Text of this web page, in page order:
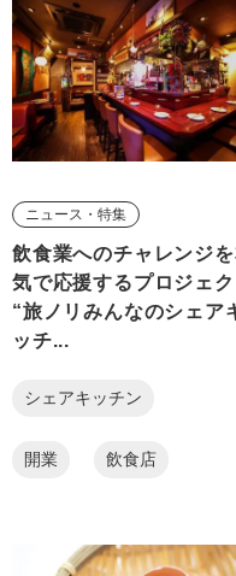
ニュース・特集
飲食業へのチャレンジ
気で応援するプロジェク
“旅ノリみんなのシェア
ッチ...
シェアキッチン
開業 飲食店